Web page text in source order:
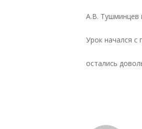
А.В. Тушминцев
Урок начался с
остались